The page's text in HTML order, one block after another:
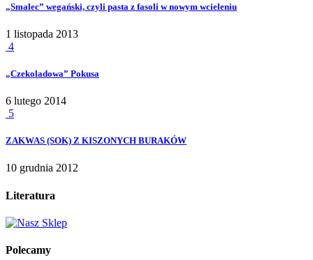
„Smalec” wegański, czyli pasta z fasoli w nowym wcieleniu
1 listopada 2013
4
„Czekoladowa” Pokusa
6 lutego 2014
5
ZAKWAS (SOK) Z KISZONYCH BURAKÓW
10 grudnia 2012
Literatura
Polecamy